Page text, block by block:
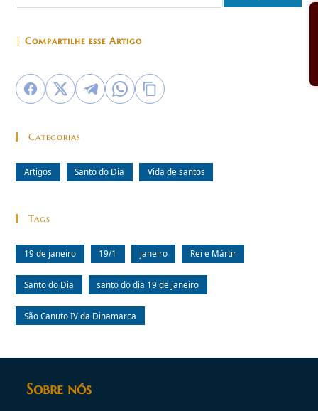
| Compartilhe esse Artigo
Categorias
Artigos Santo do Dia Vida de santos
Tags
19 de janeiro 19/1 janeiro Rei e Mártir
Santo do Dia santo do dia 19 de janeiro
São Canuto IV da Dinamarca
Sobre nós